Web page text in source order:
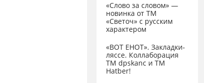
«Слово за словом» —
новинка от ТМ
«Светоч» с русским
характером
«ВОТ ЕНОТ». Закладки-
ляссе. Коллаборация
TM dpskanc и ТМ
Hatber!